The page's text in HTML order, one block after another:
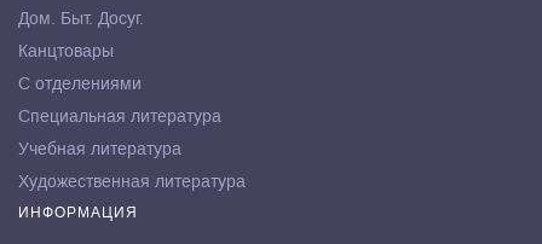
Дом. Быт. Досуг.
Канцтовары
С отделениями
Специальная литература
Учебная литература
Художественная литература
ИНФОРМАЦИЯ